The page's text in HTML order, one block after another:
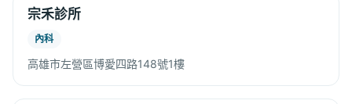
宗禾診所
內科
高雄市左營區博愛四路148號1樓